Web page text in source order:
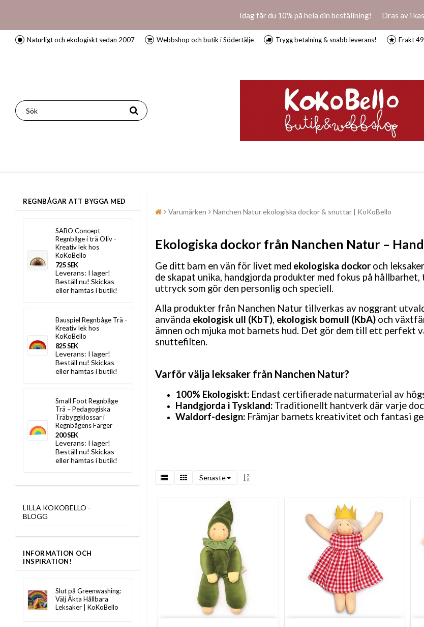
Idag får du 10% på hela din beställning! Dras av i
Naturligt och ekologiskt sedan 2007 Webbshop och butik i Södertälje Trygg betalning & snabb leverans! Frakt
REGNBÅGAR ATT BYGGA MED
SABO Concept
Regnbåge i trä OIiv -
Kreativ lek hos
KoKoBello
725 SEK
Leverans: I lager!
Beställ nu! Skickas
eller hämtas i butik!
Bauspiel Regnbåge Trä -
Kreativ lek hos
KoKoBello
825 SEK
Leverans: I lager!
Beställ nu! Skickas
eller hämtas i butik!
Small Foot Regnbåge
Trä – Pedagogiska
Träbyggklossar i
Regnbågens Färger
200 SEK
Leverans: I lager!
Beställ nu! Skickas
eller hämtas i butik!
LILLA KOKOBELLO -
BLOGG
INFORMATION OCH
INSPIRATION!
Slut på Greenwashing:
Välj Äkta Hållbara
Leksaker | KoKoBello
Varumärken Nanchen Natur ekologiska dockor & snuttar | KoKoBello
Ekologiska dockor från Nanchen Natur –
Ge ditt barn en vän för livet med ekologiska dockor och
de skapat unika, handgjorda produkter med fokus på
uttryck som gör den personlig och speciell.
Alla produkter från Nanchen Natur tillverkas av noggrant
använda ekologisk ull (KbT), ekologisk bomull (KbA) och
ämnen och mjuka mot barnets hud. Det gör dem till ett perfekt
snuttefilten.
Varför välja leksaker från Nanchen Natur?
100% Ekologiskt: Endast certifierade naturmaterial av
Handgjorda i Tyskland: Traditionellt hantverk där varje
Waldorf-design: Främjar barnets kreativitet och fantasi
Senaste